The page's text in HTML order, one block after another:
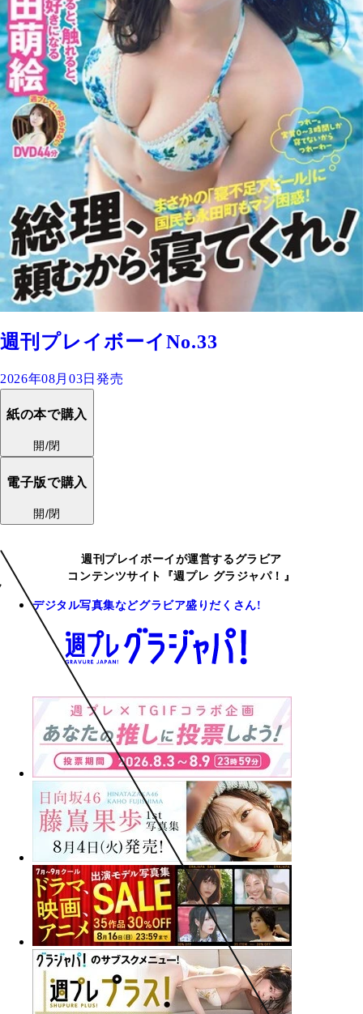
週刊プレイボーイNo.33
2026年08月03日発売
紙の本で購入
開/閉
電子版で購入
開/閉
週刊プレイボーイが運営するグラビア
コンテンツサイト『週プレ グラジャパ！』
デジタル写真集などグラビア盛りだくさん!